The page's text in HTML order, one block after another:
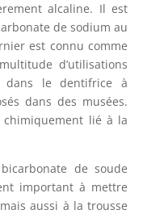
alcaline. Il est
de sodium au
est connu comme
d’utilisations
dans le dentifrice à
dans des musées.
chimiquement lié à la
de soude
important à mettre
aussi à la trousse